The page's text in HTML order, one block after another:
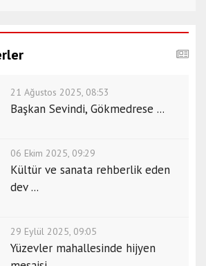
21 Ağustos 2025, 08:53
Başkan Sevindi, Gökmedrese ...
06 Ekim 2025, 09:29
Kültür ve sanata rehberlik eden
dev ...
29 Eylül 2025, 09:05
Yüzevler mahallesinde hijyen